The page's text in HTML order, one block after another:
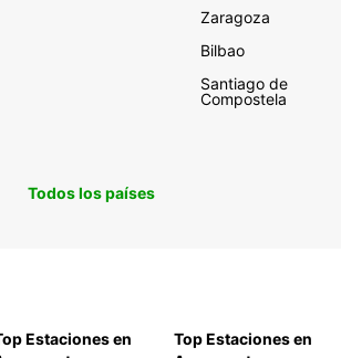
Zaragoza
Bilbao
Santiago de
Compostela
Todos los países
Estaciones en
Top Estaciones en